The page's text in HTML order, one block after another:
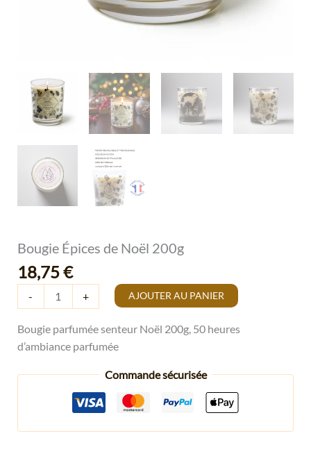
Bougie Épices de Noël 200g
18,75€
- + AJOUTER AU PANIER
Bougie parfumée senteur Noël 200g, 50 heures
d’ambiance parfumée
Commande sécurisée